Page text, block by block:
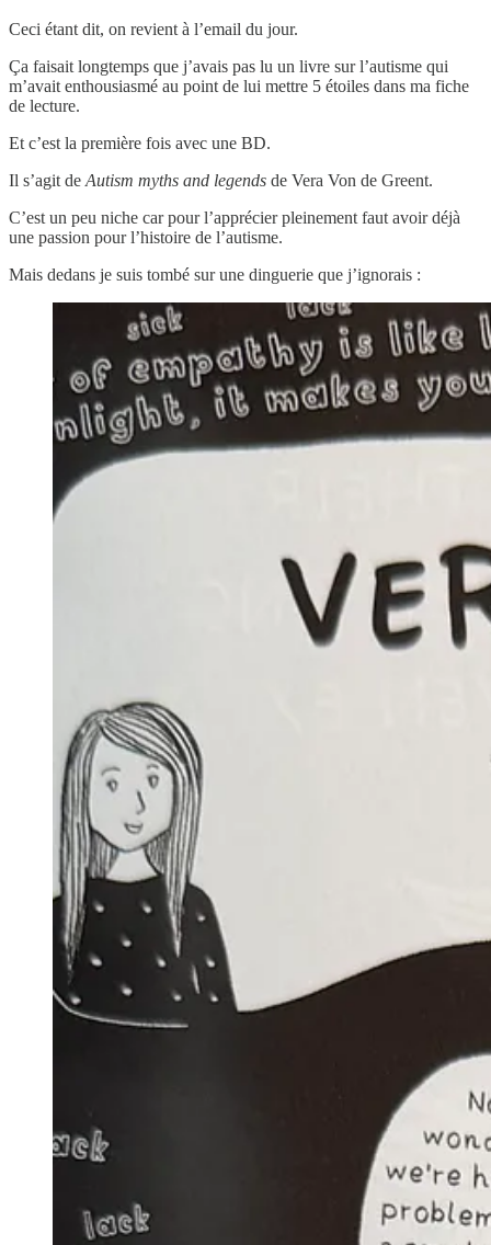
Ceci étant dit, on revient à l’email du jour.
Ça faisait longtemps que j’avais pas lu un livre sur l’autisme qui
m’avait enthousiasmé au point de lui mettre 5 étoiles dans ma fiche
de lecture.
Et c’est la première fois avec une BD.
Il s’agit de Autism myths and legends de Vera Von de Greent.
C’est un peu niche car pour l’apprécier pleinement faut avoir déjà
une passion pour l’histoire de l’autisme.
Mais dedans je suis tombé sur une dinguerie que j’ignorais :